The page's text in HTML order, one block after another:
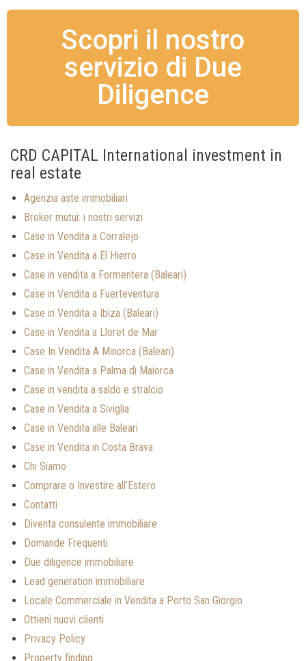
Scopri il nostro
servizio di Due
Diligence
CRD CAPITAL International investment in
real estate
Agenzia aste immobiliari
Broker mutui: i nostri servizi
Case in Vendita a Corralejo
Case in Vendita a El Hierro
Case in vendita a Formentera (Baleari)
Case in Vendita a Fuerteventura
Case in Vendita a Ibiza (Baleari)
Case in Vendita a Lloret de Mar
Case In Vendita A Minorca (Baleari)
Case in Vendita a Palma di Maiorca
Case in vendita a saldo e stralcio
Case in Vendita a Siviglia
Case in Vendita alle Baleari
Case in Vendita in Costa Brava
Chi Siamo
Comprare o Investire all’Estero
Contatti
Diventa consulente immobiliare
Domande Frequenti
Due diligence immobiliare
Lead generation immobiliare
Locale Commerciale in Vendita a Porto San Giorgio
Ottieni nuovi clienti
Privacy Policy
Property finding